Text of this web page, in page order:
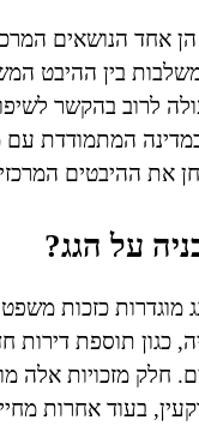
הן אחד הנושאים
בין ההיבט
לרוב בהקשר
במדינה המתמודדת
את ההיבטים
על הגג?
מוגדרות כזכות
כגון תוספת דירות
חלק מזכויות אלה
בעוד אחרות